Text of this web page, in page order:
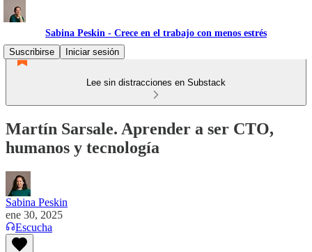
Sabina Peskin - Crece en el trabajo con menos estrés
Suscribirse
Iniciar sesión
Lee sin distracciones en Substack
Martín Sarsale. Aprender a ser CTO,
humanos y tecnología
Sabina Peskin
ene 30, 2025
Escucha